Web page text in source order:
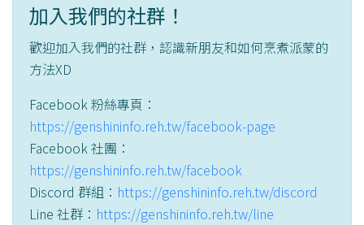
加入我們的社群！
歡迎加入我們的社群，認識新朋友和如何烹煮派蒙的
方法XD
Facebook 粉絲專頁：
https://genshininfo.reh.tw/facebook-page
Facebook 社團：
https://genshininfo.reh.tw/facebook
Discord 群組： https://genshininfo.reh.tw/discord
Line 社群： https://genshininfo.reh.tw/line